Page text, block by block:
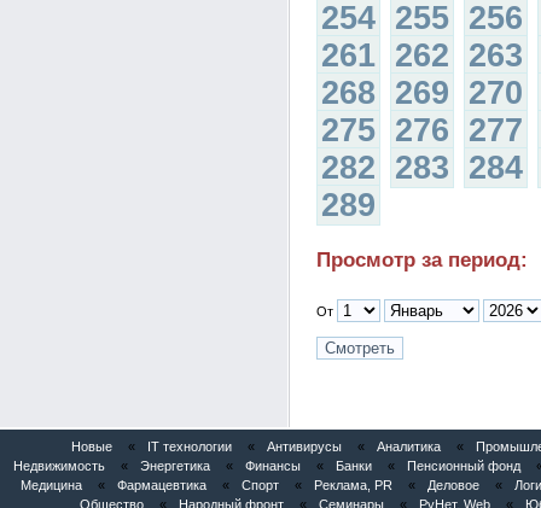
254 255 256
261 262 263
268 269 270
275 276 277
282 283 284
289
Просмотр за период:
От
Новые « IT технологии « Антивирусы « Аналитика «
Недвижимость
« Энергетика « Финансы « Банки « Пенсионный фонд
Медицина
« Фармацевтика « Спорт « Реклама, PR « Деловое «
Общество
« Народный фронт « Семинары « РуНет, Web «